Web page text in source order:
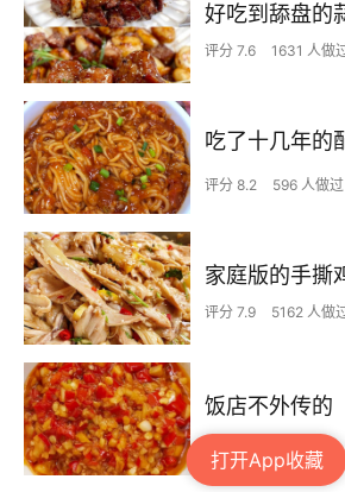
打开App收藏
好吃到舔盘的
评分 7.6 1631 人做
评分 8.2 596 人做过
家庭版的手撕
评分 7.9 5162 人做